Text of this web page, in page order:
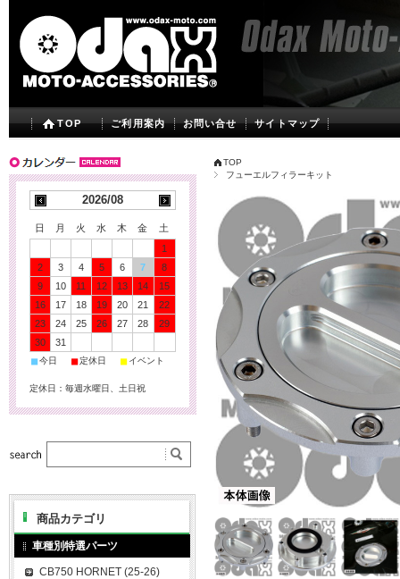
TOP ご利用案内 お問い合せ サイトマップ
TOP
フューエルフィラーキット
2026/08
日 月 火 水 木 金
土
1
2
3 4 5 6 7
8
9
10 11 12 13 14
15
16
17 18 19 20 21
22
23
24 25 26 27 28
29
30
31
■今日 ■定休日 ■ イベント
定休日：毎週水曜日、土日祝
商品カテゴリ
車種別特選パーツ
CB750 HORNET (25-26)